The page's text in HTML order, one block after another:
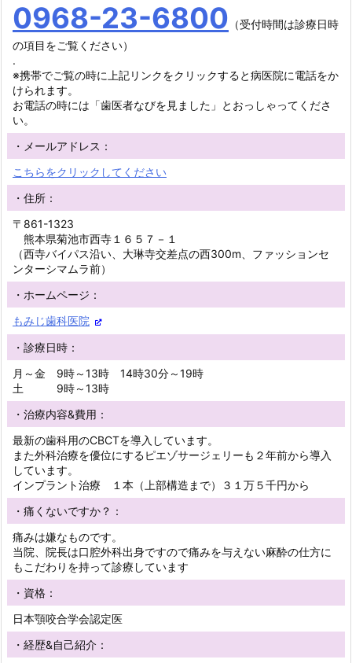
0968-23-6800 （受付時間は診療日時
の項目をご覧ください）
.
※携帯でご覧の時に上記リンクをクリックすると病医院に電話をか
けられます。
お電話の時には「歯医者なびを見ました」とおっしゃってくださ
い。
・メールアドレス：
こちらをクリックしてください
・住所：
〒861-1323
熊本県菊池市西寺１６５７－１
（西寺バイパス沿い、大琳寺交差点の西300m、ファッションセ
ンターシマムラ前）
・ホームページ：
もみじ歯科医院
・診療日時：
月～金 9時～13時 14時30分～19時
土 9時～13時
・治療内容&費用：
最新の歯科用のCBCTを導入しています。
また外科治療を優位にするピエゾサージェリーも２年前から導入
しています。
インプラント治療 １本（上部構造まで）３１万５千円から
・痛くないですか？：
痛みは嫌なものです。
当院、院長は口腔外科出身ですので痛みを与えない麻酔の仕方に
もこだわりを持って診療しています
・資格：
日本顎咬合学会認定医
・経歴&自己紹介：